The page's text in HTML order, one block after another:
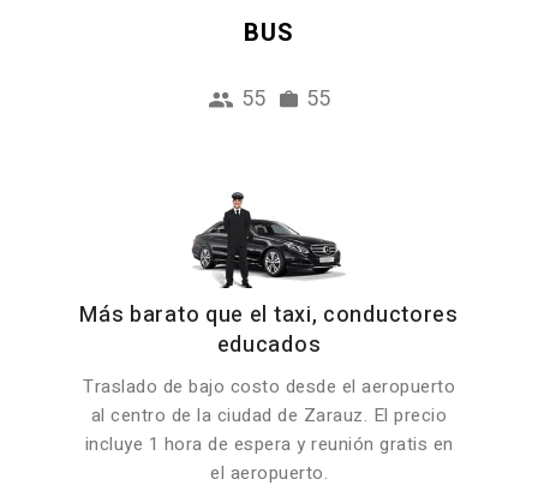
BUS
55 55
Más barato que el taxi, conductores
educados
Traslado de bajo costo desde el aeropuerto
al centro de la ciudad de Zarauz. El precio
incluye 1 hora de espera y reunión gratis en
el aeropuerto.